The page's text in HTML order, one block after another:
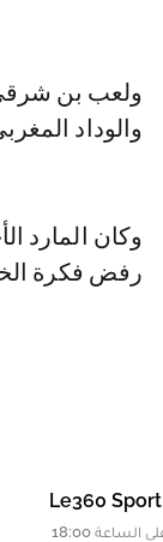
ولعب بن
والوداد
وكان المارد
رفض فكرة
Le360 Sport